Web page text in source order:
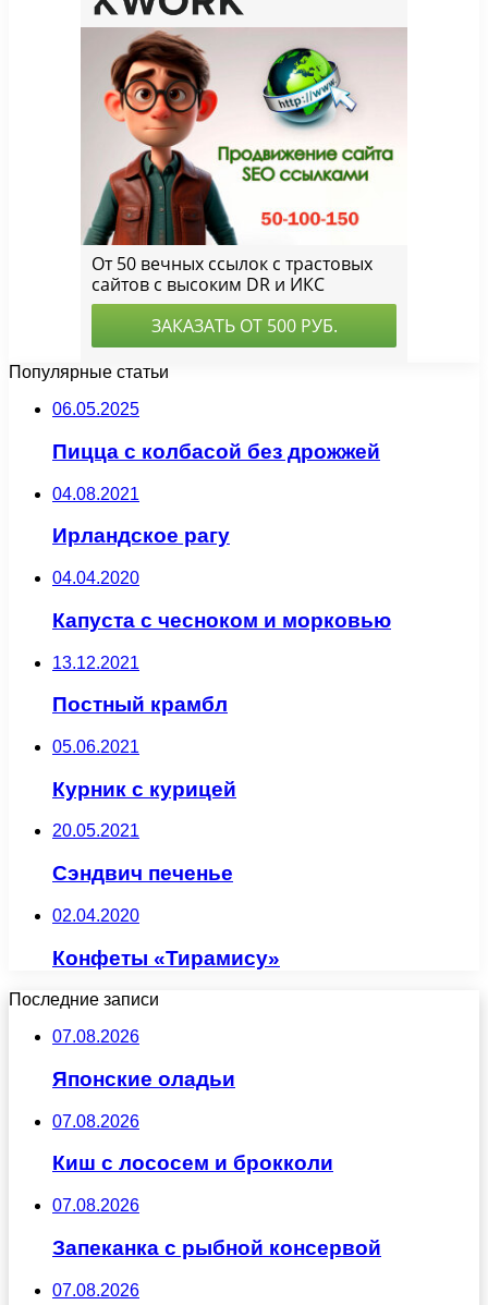
Популярные статьи
06.05.2025
Пицца с колбасой без дрожжей
04.08.2021
Ирландское рагу
04.04.2020
Капуста с чесноком и морковью
13.12.2021
Постный крамбл
05.06.2021
Курник с курицей
20.05.2021
Сэндвич печенье
02.04.2020
Конфеты «Тирамису»
Последние записи
07.08.2026
Японские оладьи
07.08.2026
Киш с лососем и брокколи
07.08.2026
Запеканка с рыбной консервой
07.08.2026